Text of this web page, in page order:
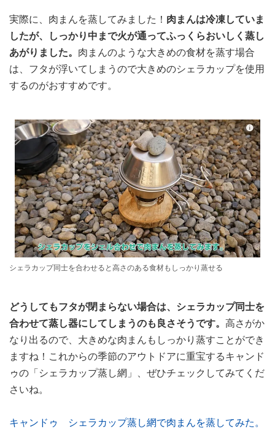
実際に、肉まんを蒸してみました！ 肉まんは冷凍していま
したが、しっかり中まで火が通ってふっくらおいしく蒸し
あがりました。 肉まんのような大きめの食材を蒸す場合
は、フタが浮いてしまうので大きめのシェラカップを使用
するのがおすすめです。
シェラカップ同士を合わせると高さのある食材もしっかり蒸せる
どうしてもフタが閉まらない場合は、シェラカップ同士を
合わせて蒸し器にしてしまうのも良さそうです。 高さがか
なり出るので、大きめな肉まんもしっかり蒸すことができ
ますね！これからの季節のアウトドアに重宝するキャンド
ゥの「シェラカップ蒸し網」、ぜひチェックしてみてくだ
さいね。
キャンドゥ シェラカップ蒸し網で肉まんを蒸してみた。